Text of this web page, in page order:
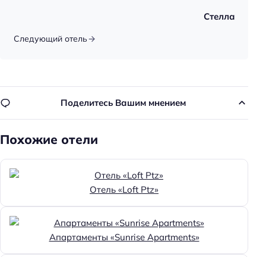
Стелла
Следующий отель
Поделитесь Вашим мнением
Похожие отели
Отель «Loft Ptz»
Апартаменты «Sunrise Apartments»